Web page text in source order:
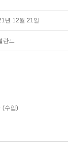
년 12월 21일
란드
(수입)